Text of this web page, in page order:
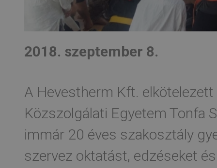
2018. szeptember 8.
A Hevestherm Kft.
Közszolgálati Egyetem Tonfa
immár 20 éves szakosztály
szervez oktatást, edzéseket